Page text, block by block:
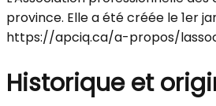
province. Elle a été créée le 1er
https://apciq.ca/a-propos/
Historique et